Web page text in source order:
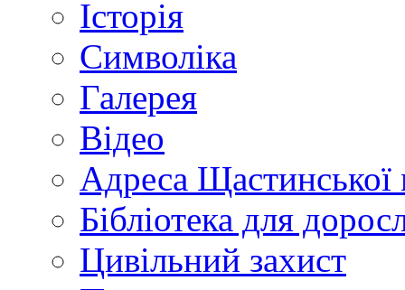
Історія
Символіка
Галерея
Відео
Адреса Щастинської
Бібліотека для
Цивільний захист